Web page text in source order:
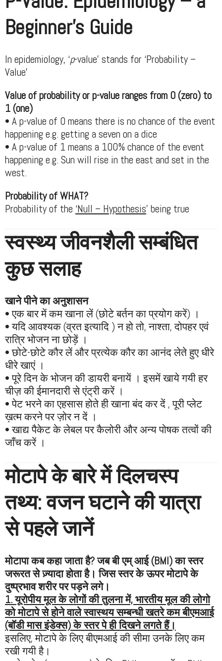
Beginner’s Guide
In epidemiology, ‘p-value’ stands for ‘Probability –
Value’
Value of probability or p-value ranges from 0 (zero) to
1 (one)
• A p-value of 0 means there is no chance of the event
happening e.g. getting a seven on a dice
• A p-value of 1 means a 100% chance of the event
happening e.g. Sun will rise in the east and set in the
west.
Probability of WHAT?
Probability of the ‘Null – Hypothesis’ being true
स्वस्थ्य जीवनशैली सम्बंधित
कुछ सलाह
खाने पीने का अनुशासन
• एक बार में कम खाना लें (छोटे बर्तन का प्रयोग करें) ।
• यदि आवश्यक (व्रत इत्यादि ) न हो तो, नाश्ता, दोपहर एवं
रात्रि भोजन ना छोड़ें ।
• छोटे-छोटे कौर लें और प्रत्येक कौर का आनंद लेते हुए धीरे
धीरे खाएं ।
• पूरे दिन के भोजन की डायरी बनायें । इसमें खाये गयी हर
चीज़ की ईमानदारी से एंट्री करें ।
• पेट भरने का एहसास होते ही खाना बंद कर दें , पूरी प्लेट
ख़त्म करने पर ज़ोर न दें ।
• खाद्य पैकेट के लेबल पर कैलोरी और अन्य पोषक तत्वों की
जाँच करें ।
मोटापे के बारे में दिलचस्प
तथ्य: वजन घटाने की यात्रा
से पहले जानें
मोटापा कब कहा जाता है? जब बी एम् आई (BMI) का स्तर
जरूरत से ज़्यादा होता है। जिस स्तर के ऊपर मोटापे के
दुष्प्रभाव शरीर पर पड़ने लगे।
1. यूरोपीय मूल के लोगों की तुलना में, भारतीय मूल की लोगो
को मोटापे से होने वाले स्वास्थय सम्बन्धी खतरे कम बीएमआई
(बॉडी मास इंडेक्स) के स्तर पे ही दिखने लगते हैं।
इसलिए, मोटापे के लिए बीएमआई की सीमा उनके लिए कम
रखी गयी है।